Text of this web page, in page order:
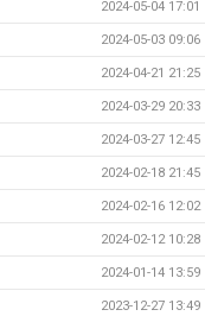
2024-05-04 17:01
2024-05-03 09:06
2024-04-21 21:25
2024-03-29 20:33
2024-03-27 12:45
2024-02-18 21:45
2024-02-16 12:02
2024-02-12 10:28
2024-01-14 13:59
2023-12-27 13:49